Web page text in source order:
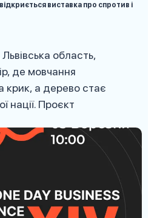
виставка про спротив і
область,
де мовчання
крик, а дерево стає
нації. Проєкт